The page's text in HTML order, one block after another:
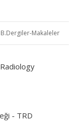
B.Dergiler-Makaleler
- TRD